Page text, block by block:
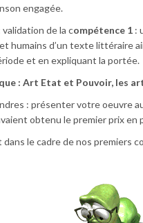
engagée.
validation de la compétence 1 :
humains d’un texte littéraire
et en expliquant la portée.
: Art Etat et Pouvoir, les
: présenter votre oeuvre
obtenu le premier prix
dans le cadre de nos premiers